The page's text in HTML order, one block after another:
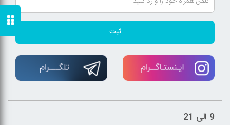
ثبت
9 الی 21